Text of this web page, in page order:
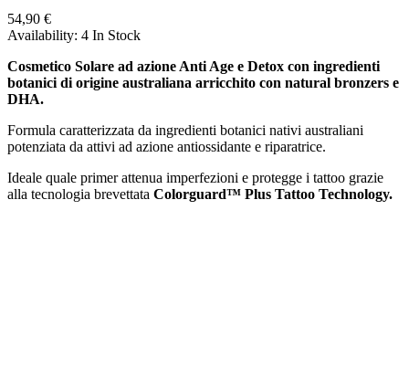
54,90 €
Availability: 4 In Stock
Cosmetico Solare ad azione Anti Age e Detox con ingredienti
botanici di origine australiana arricchito con natural bronzers e
DHA.
Formula caratterizzata da ingredienti botanici nativi australiani
potenziata da attivi ad azione antiossidante e riparatrice.
Ideale quale primer attenua imperfezioni e protegge i tattoo grazie
alla tecnologia brevettata Colorguard™ Plus Tattoo Technology.